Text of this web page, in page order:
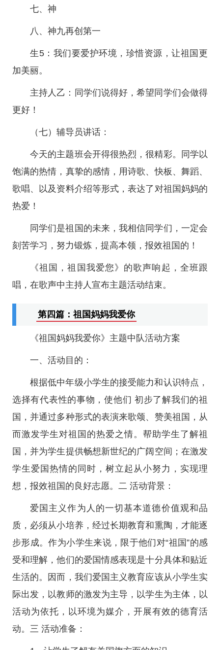
七、神
八、神九再创第一
生5：我们要爱护环境，珍惜资源，让祖国更
加美丽。
主持人乙：同学们说得好，希望同学们会做得
更好！
（七）辅导员讲话：
今天的主题班会开得很热烈，很精彩。同学以
饱满的热情，真挚的感情，用诗歌、快板、舞蹈、
歌唱、以及资料介绍等形式，表达了对祖国妈妈的
热爱！
同学们是祖国的未来，我相信同学们，一定会
刻苦学习，努力锻炼，提高本领，报效祖国的！
《祖国，祖国我爱您》的歌声响起，全班跟
唱，在歌声中主持人宣布主题活动结束。
第四篇：祖国妈妈我爱你
《祖国妈妈我爱你》主题中队活动方案
一、活动目的：
根据低中年级小学生的接受能力和认识特点，
选择有代表性的事物，使他们 初步了解我们的祖
国，并通过多种形式的表演来歌颂、赞美祖国，从
而激发学生对祖国的热爱之情。帮助学生了解祖
国，并为学生提供畅想新世纪的广阔空间；在激发
学生爱国热情的同时，树立起从小努力，实现理
想，报效祖国的良好志愿。二 活动背景：
爱国主义作为人的一切基本道德价值观和品
质，必须从小培养，经过长期教育和熏陶，才能逐
步形成。作为小学生来说，限于他们对“祖国”的感
受和理解，他们的爱国情感表现是十分具体和贴近
生活的。因而，我们爱国主义教育应该从小学生实
际出发，以教师的激发为主导，以学生为主体，以
活动为依托，以环境为媒介，开展有效的德育活
动。三 活动准备：